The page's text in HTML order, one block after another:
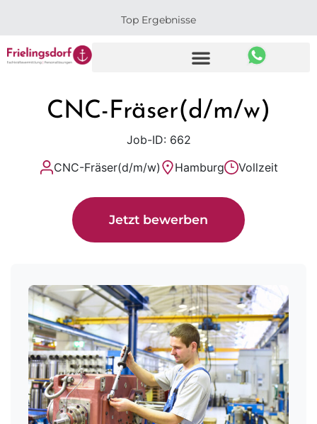
Top Ergebnisse
CNC-Fräser(d/m/w)
Job-ID: 662
CNC-Fräser(d/m/w)
Hamburg Vollzeit
Jetzt bewerben